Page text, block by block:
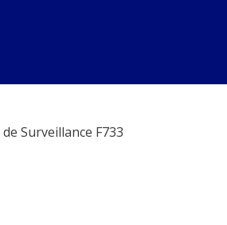
Surveillance F733